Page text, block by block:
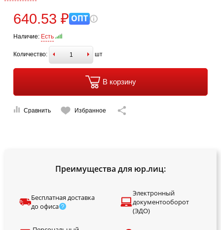
640.53 ₽ ОПТ
Наличие: Есть
Количество: шт
В корзину
Сравнить Избранное
Преимущества для юр.лиц:
Бесплатная доставка
до офиса
Электронный
документооборот
(ЭДО)